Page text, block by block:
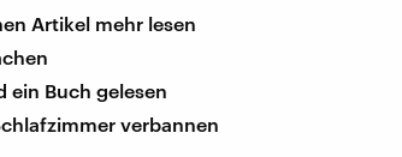
Artikel mehr lesen
ein Buch gelesen
verbannen